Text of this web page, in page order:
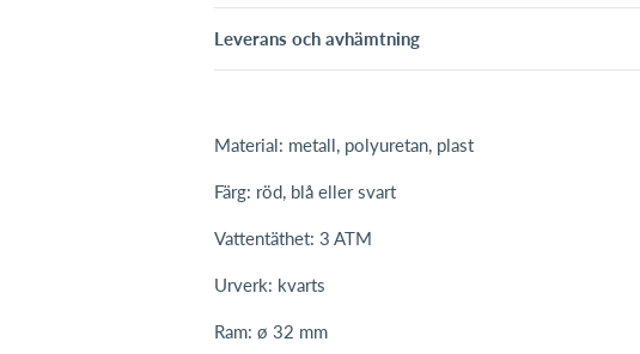
Leverans och avhämtning
Material: metall, polyuretan, plast
Färg: röd, blå eller svart
Vattentäthet: 3 ATM
Urverk: kvarts
Ram: ø 32 mm